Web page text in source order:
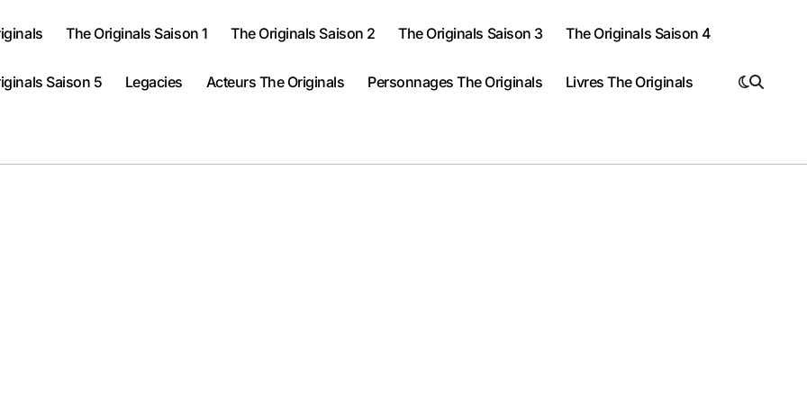
The Originals Saison 1 The Originals Saison 2 The Originals Saison 3 The Originals Saison 4
Saison 5 Legacies Acteurs The Originals Personnages The Originals Livres The Originals